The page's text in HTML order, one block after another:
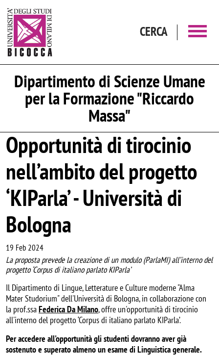
CERCA
Dipartimento di Scienze Umane
per la Formazione "Riccardo
Massa"
Opportunità di tirocinio
nell’ambito del progetto
‘KIParla’ - Università di
Bologna
19 Feb 2024
La proposta prevede la creazione di un modulo (ParlaMI) all’interno del
progetto ‘Corpus di italiano parlato KIParla’
Il Dipartimento di Lingue, Letterature e Culture moderne "Alma
Mater Studorium" dell'Università di Bologna, in collaborazione con
la prof.ssaFederica Da Milano, offre un'opportunità di tirocinio
all'interno del progetto ‘Corpus di italiano parlato KIParla’.
Per accedere all'opportunità gli studenti dovranno aver già
sostenuto e superato almeno un esame di Linguistica generale.